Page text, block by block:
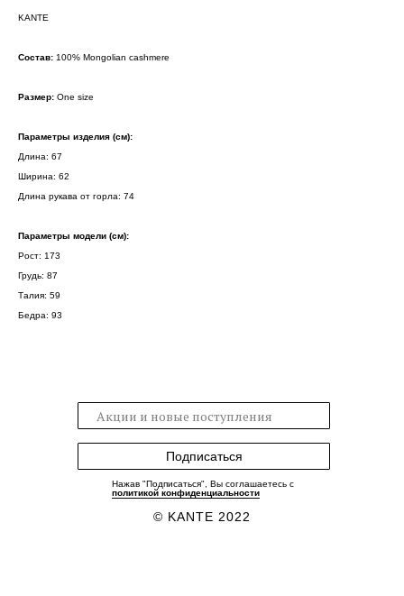
KANTE
Состав: 100% Mongolian cashmere
Размер: One size
Параметры изделия (см):
Длина: 67
Ширина: 62
Длина рукава от горла: 74
Параметры модели (см):
Рост: 173
Грудь: 87
Талия: 59
Бедра: 93
© KANTE 2022
Нажав "Подписаться", Вы соглашаетесь с
политикой конфиденциальности
Подписаться